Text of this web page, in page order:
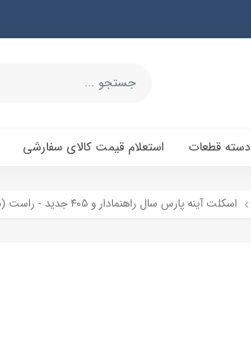
دسته قطعات استعلام قیمت کالای سفارشی
اسکلت آینه پارس سال راهنمادار و ۴۰۵ جدید - راست (شاگرد)